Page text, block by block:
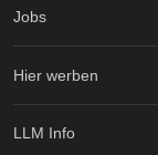
Jobs
Hier werben
LLM Info